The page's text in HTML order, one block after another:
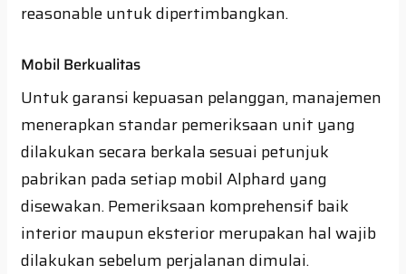
reasonable untuk dipertimbangkan.
Mobil Berkualitas
Untuk garansi kepuasan pelanggan, manajemen
menerapkan standar pemeriksaan unit yang
dilakukan secara berkala sesuai petunjuk
pabrikan pada setiap mobil Alphard yang
disewakan. Pemeriksaan komprehensif baik
interior maupun eksterior merupakan hal wajib
dilakukan sebelum perjalanan dimulai.